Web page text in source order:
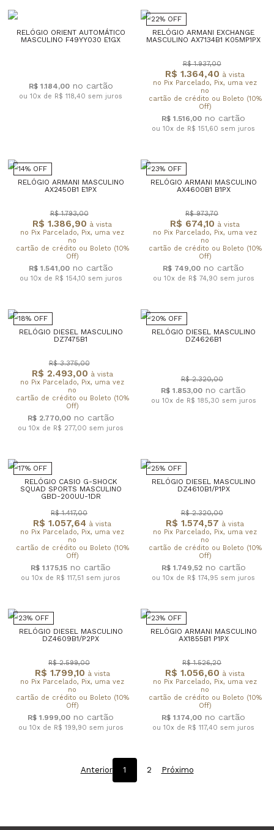
RELÓGIO ORIENT AUTOMÁTICO
MASCULINO F49YY030 E1GX
R$ 1.184,00
ou 10x de R$ 118,40 sem juros
22% OFF
RELÓGIO ARMANI EXCHANGE
MASCULINO AX7134B1 K05MP1PX
R$ 1.364,40 à vista
no Pix Parcelado, Pix, uma vez
no
cartão de crédito ou Boleto (10%
Off)
R$ 1.937,00
R$ 1.516,00
ou 10x de R$ 151,60 sem juros
14% OFF
RELÓGIO ARMANI MASCULINO
AX2450B1 E1PX
R$ 1.386,90 à vista
no Pix Parcelado, Pix, uma vez
no
cartão de crédito ou Boleto (10%
Off)
R$ 1.793,00
R$ 1.541,00
ou 10x de R$ 154,10 sem juros
23% OFF
RELÓGIO ARMANI MASCULINO
AX4600B1 B1PX
R$ 674,10 à vista
no Pix Parcelado, Pix, uma vez
no
cartão de crédito ou Boleto (10%
Off)
R$ 973,70
R$ 749,00
ou 10x de R$ 74,90 sem juros
18% OFF
RELÓGIO DIESEL MASCULINO
DZ7475B1
R$ 2.493,00 à vista
no Pix Parcelado, Pix, uma vez
no
cartão de crédito ou Boleto (10%
Off)
R$ 3.375,00
R$ 2.770,00
ou 10x de R$ 277,00 sem juros
20% OFF
RELÓGIO DIESEL MASCULINO
DZ4626B1
R$ 2.320,00
R$ 1.853,00
ou 10x de R$ 185,30 sem juros
17% OFF
RELÓGIO CASIO G-SHOCK
SQUAD SPORTS MASCULINO
GBD-200UU-1DR
R$ 1.057,64 à vista
no Pix Parcelado, Pix, uma vez
no
cartão de crédito ou Boleto (10%
Off)
R$ 1.417,00
R$ 1.175,15
ou 10x de R$ 117,51 sem juros
25% OFF
RELÓGIO DIESEL MASCULINO
DZ4610B1/P1PX
R$ 1.574,57 à vista
no Pix Parcelado, Pix, uma vez
no
cartão de crédito ou Boleto (10%
Off)
R$ 2.320,00
R$ 1.749,52
ou 10x de R$ 174,95 sem juros
23% OFF
RELÓGIO DIESEL MASCULINO
DZ4609B1/P2PX
R$ 1.799,10 à vista
no Pix Parcelado, Pix, uma vez
no
cartão de crédito ou Boleto (10%
Off)
R$ 2.599,00
R$ 1.999,00
ou 10x de R$ 199,90 sem juros
23% OFF
RELÓGIO ARMANI MASCULINO
AX1855B1 P1PX
R$ 1.056,60 à vista
no Pix Parcelado, Pix, uma vez
no
cartão de crédito ou Boleto (10%
Off)
R$ 1.526,20
R$ 1.174,00
ou 10x de R$ 117,40 sem juros
Anterior 1 2 Próximo